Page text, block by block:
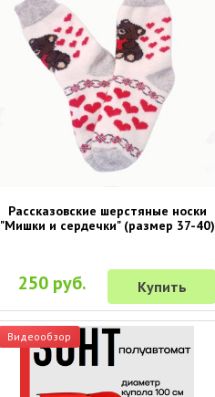
Рассказовские шерстяные носки
"Мишки и сердечки" (размер 37-40)
250 руб. Купить
Видеообзор